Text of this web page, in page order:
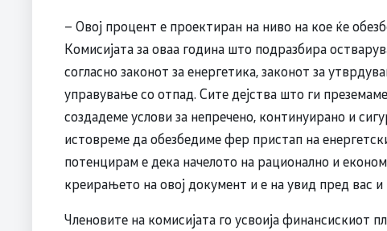
– Овој процент е проектиран на ниво на кое ќе
Комисијата за оваа година што подразбира
согласно законот за енергетика, законот за
управување со отпад. Сите дејства што ги
создадеме услови за непречено, континуирано и
истовреме да обезбедиме фер пристап на
потенцирам е дека начелото на рационално и
креирањето на овој документ и е на увид пред вас и
Членовите на комисијата го усвоија финансискиот